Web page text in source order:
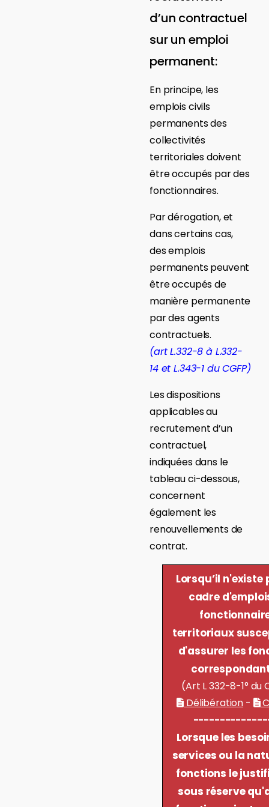
d’un contractuel
sur un emploi
permanent:
En principe, les
emplois civils
permanents des
collectivités
territoriales doivent
être occupés par des
fonctionnaires.
Par dérogation, et
dans certains cas,
des emplois
permanents peuvent
être occupés de
manière permanente
par des agents
contractuels.
(art L.332-8 à L.332-
14 et L.343-1 du CGFP)
Les dispositions
applicables au
recrutement d’un
contractuel,
indiquées dans le
tableau ci-dessous,
concernent
également les
renouvellements de
contrat.
Lorsqu’il n'existe
cadre
territoriaux
d'assurer les
(Art L 332-8-1° du
Délibération -
Lorsque les
services ou la
fonctions le
sous réserve